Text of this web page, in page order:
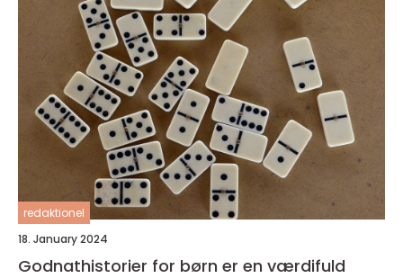
redaktionel
18. January 2024
Godnathistorier for børn er en værdifuld